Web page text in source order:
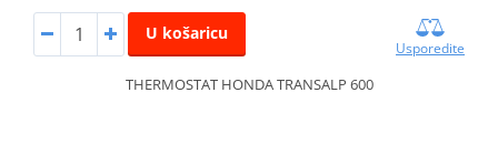
U košaricu
Usporedite
THERMOSTAT HONDA TRANSALP 600